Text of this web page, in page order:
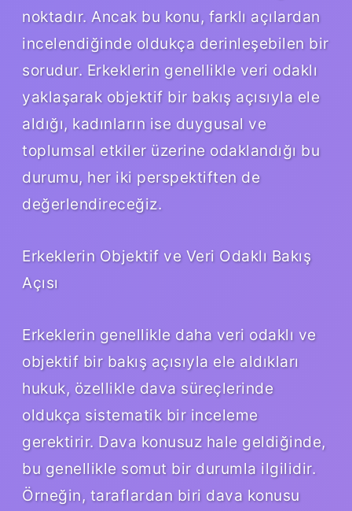
noktadır. Ancak bu konu, farklı açılardan
incelendiğinde oldukça derinleşebilen bir
sorudur. Erkeklerin genellikle veri odaklı
yaklaşarak objektif bir bakış açısıyla ele
aldığı, kadınların ise duygusal ve
toplumsal etkiler üzerine odaklandığı bu
durumu, her iki perspektiften de
değerlendireceğiz.
Erkeklerin Objektif ve Veri Odaklı Bakış
Açısı
Erkeklerin genellikle daha veri odaklı ve
objektif bir bakış açısıyla ele aldıkları
hukuk, özellikle dava süreçlerinde
oldukça sistematik bir inceleme
gerektirir. Dava konusuz hale geldiğinde,
bu genellikle somut bir durumla ilgilidir.
Örneğin, taraflardan biri dava konusu